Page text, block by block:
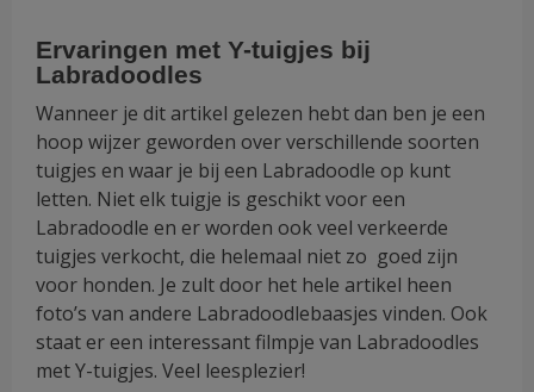
Ervaringen met Y-tuigjes bij
Labradoodles
Wanneer je dit artikel gelezen hebt dan ben je een
hoop wijzer geworden over verschillende soorten
tuigjes en waar je bij een Labradoodle op kunt
letten. Niet elk tuigje is geschikt voor een
Labradoodle en er worden ook veel verkeerde
tuigjes verkocht, die helemaal niet zo goed zijn
voor honden. Je zult door het hele artikel heen
foto’s van andere Labradoodlebaasjes vinden. Ook
staat er een interessant filmpje van Labradoodles
met Y-tuigjes. Veel leesplezier!